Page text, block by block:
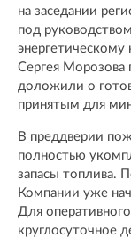
на заседании
под
Сергея Морозова
доложили о
принятым для
В преддверии
полностью
запасы топлива.
Компании уже
Для
круглосуточное